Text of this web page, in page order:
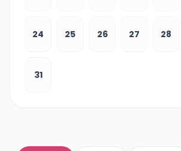
24 25 26 27 28
31